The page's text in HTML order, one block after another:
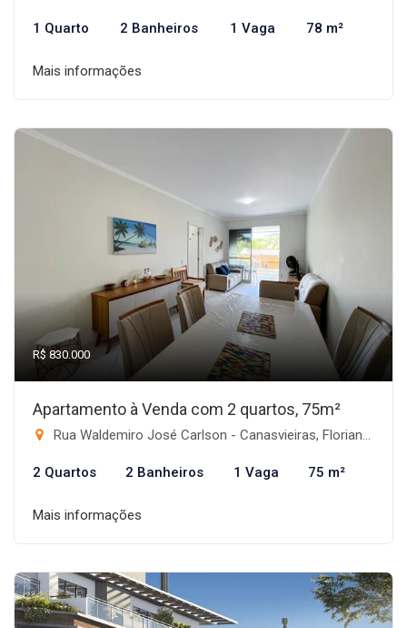
1 Quarto 2 Banheiros 1 Vaga 78 m²
Mais informações
R$ 830.000
Apartamento à Venda com 2 quartos, 75m²
Rua Waldemiro José Carlson - Canasvieiras, Florianópolis-SC
2 Quartos 2 Banheiros 1 Vaga 75 m²
Mais informações